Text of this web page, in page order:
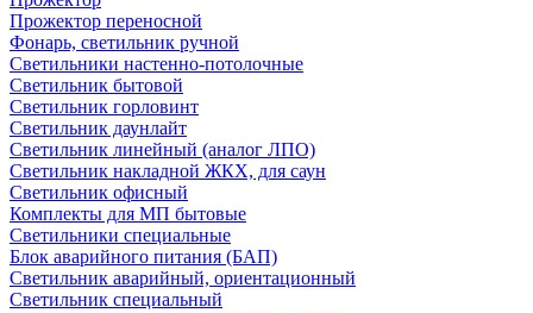
Прожектор переносной
Фонарь, светильник ручной
Светильники настенно-потолочные
Светильник бытовой
Светильник горловинт
Светильник даунлайт
Светильник линейный (аналог ЛПО)
Светильник накладной ЖКХ, для саун
Светильник офисный
Комплекты для МП бытовые
Светильники специальные
Блок аварийного питания (БАП)
Светильник аварийный, ориентационный
Светильник специальный